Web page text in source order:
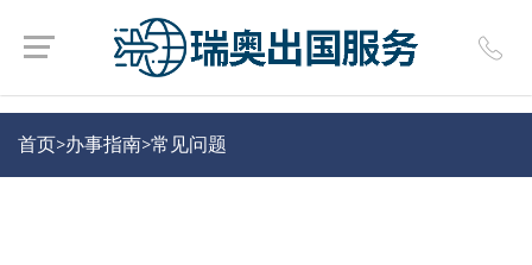
首页>办事指南>常见问题